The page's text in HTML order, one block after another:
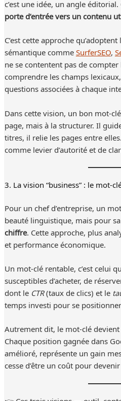
c’est une idée, un angle
porte d’entrée vers un contenu
C’est cette approche
sémantique commeSurferSEO,
ne se contentent pas de
comprendre les champs
questions associées à chaque
Dans cette vision, un bon mot-
page, mais à la structurer. Il
titres, il relie les pages entre
comme levier d’autorité et de
3. La vision “business” : le mot-
Pour un chef d’entreprise, un
beauté linguistique, mais pour sa
chiffre. Cette approche, plus
et performance économique.
Un mot-clé rentable, c’est celui
susceptibles d’acheter, de
dont le CTR(taux de clics) et le
temps investi pour se
Autrement dit, le mot-clé
Chaque position gagnée dans
amélioré, représente un gain
cesse d’être un coût pour